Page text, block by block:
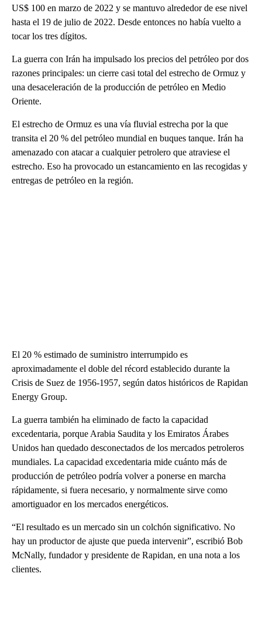
US$ 100 en marzo de 2022 y se mantuvo alrededor de ese nivel
hasta el 19 de julio de 2022. Desde entonces no había vuelto a
tocar los tres dígitos.
La guerra con Irán ha impulsado los precios del petróleo por dos
razones principales: un cierre casi total del estrecho de Ormuz y
una desaceleración de la producción de petróleo en Medio
Oriente.
El estrecho de Ormuz es una vía fluvial estrecha por la que
transita el 20 % del petróleo mundial en buques tanque. Irán ha
amenazado con atacar a cualquier petrolero que atraviese el
estrecho. Eso ha provocado un estancamiento en las recogidas y
entregas de petróleo en la región.
El 20 % estimado de suministro interrumpido es
aproximadamente el doble del récord establecido durante la
Crisis de Suez de 1956-1957, según datos históricos de Rapidan
Energy Group.
La guerra también ha eliminado de facto la capacidad
excedentaria, porque Arabia Saudita y los Emiratos Árabes
Unidos han quedado desconectados de los mercados petroleros
mundiales. La capacidad excedentaria mide cuánto más de
producción de petróleo podría volver a ponerse en marcha
rápidamente, si fuera necesario, y normalmente sirve como
amortiguador en los mercados energéticos.
“El resultado es un mercado sin un colchón significativo. No
hay un productor de ajuste que pueda intervenir”, escribió Bob
McNally, fundador y presidente de Rapidan, en una nota a los
clientes.